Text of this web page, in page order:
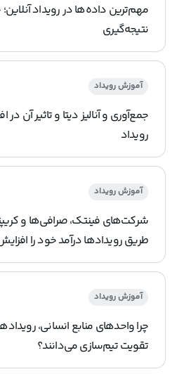
مهم‌ترین داده‌ها در رویداد آنلاین؛
نتیجه‌گیری
آموزش رویداد
جمع‌آوری و آنالیز دیتا و تاثیر آن
رویداد
آموزش رویداد
شرکت‌های فینتک، صرافی‌ها و
طریق رویدادها درآمد خود را
آموزش رویداد
چرا واحدهای منابع انسانی،
تقویت تیم‌سازی می‌دانند؟